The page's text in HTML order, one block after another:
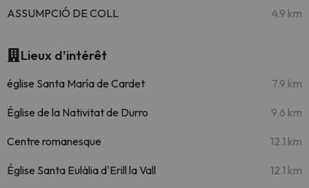
ASSUMPCIÓ DE COLL 4.9 km
Lieux d'intérêt
église Santa María de Cardet 7.9 km
Église de la Nativitat de Durro 9.6 km
Centre romanesque 12.1 km
Église Santa Eulàlia d'Erill la Vall 12.1 km